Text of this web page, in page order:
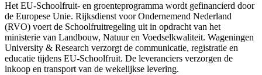
Het EU-Schoolfruit- en groenteprogramma wordt gefinancierd door
de Europese Unie. Rijksdienst voor Ondernemend Nederland
(RVO) voert de Schoolfruitregeling uit in opdracht van het
ministerie van Landbouw, Natuur en Voedselkwaliteit. Wageningen
University & Research verzorgt de communicatie, registratie en
educatie tijdens EU-Schoolfruit. De leveranciers verzorgen de
inkoop en transport van de wekelijkse levering.